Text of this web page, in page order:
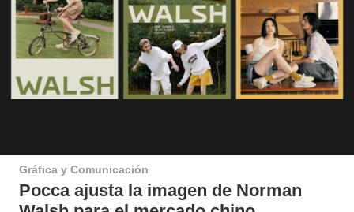
Gráfica y Comunicación
Pocca ajusta la imagen de Norman